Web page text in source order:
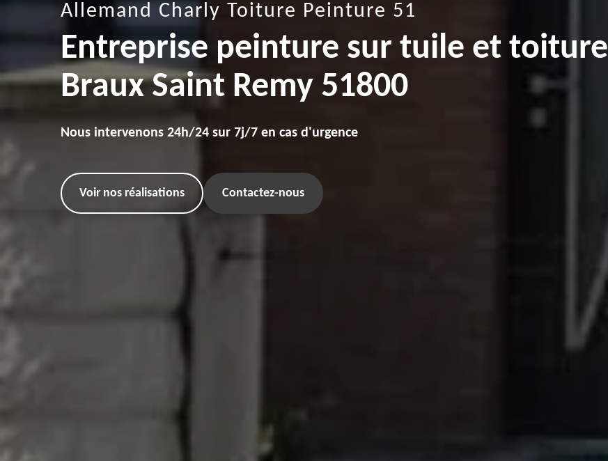
Allemand Charly Toiture Peinture 51
Entreprise peinture sur tuile et toiture
Braux Saint Remy 51800
Nous intervenons 24h/24 sur 7j/7 en cas d'urgence
Voir nos réalisations Contactez-nous